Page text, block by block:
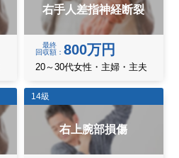
右手人差指神経断裂
最終
回収額
800万円
20～30代女性・主婦・主夫
14級
右上腕部損傷